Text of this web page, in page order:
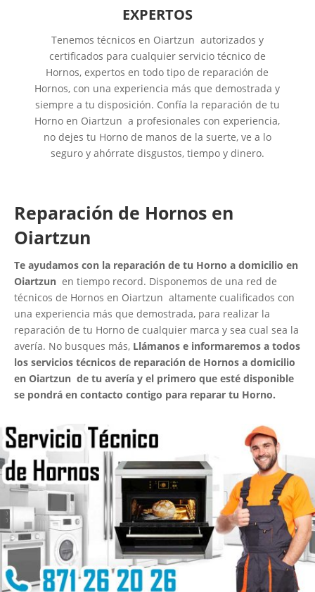
EXPERTOS
Tenemos técnicos en Oiartzun autorizados y
certificados para cualquier servicio técnico de
Hornos, expertos en todo tipo de reparación de
Hornos, con una experiencia más que demostrada y
siempre a tu disposición. Confía la reparación de tu
Horno en Oiartzun a profesionales con experiencia,
no dejes tu Horno de manos de la suerte, ve a lo
seguro y ahórrate disgustos, tiempo y dinero.
Reparación de Hornos en
Oiartzun
Te ayudamos con la reparación de tu Horno a domicilio en
Oiartzun en tiempo record. Disponemos de una red de
técnicos de Hornos en Oiartzun altamente cualificados con
una experiencia más que demostrada, para realizar la
reparación de tu Horno de cualquier marca y sea cual sea la
avería. No busques más, Llámanos e informaremos a todos
los servicios técnicos de reparación de Hornos a domicilio
en Oiartzun de tu avería y el primero que esté disponible
se pondrá en contacto contigo para reparar tu Horno.